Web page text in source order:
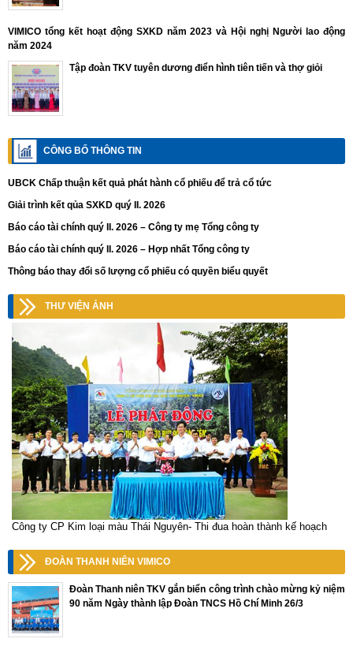
VIMICO tổng kết hoạt động SXKD năm 2023 và Hội nghị Người lao động
năm 2024
Tập đoàn TKV tuyên dương điển hình tiên tiến và thợ giỏi
CÔNG BỐ THÔNG TIN
UBCK Chấp thuận kết quả phát hành cổ phiếu để trả cổ tức
Giải trình kết qủa SXKD quý II. 2026
Báo cáo tài chính quý II. 2026 – Công ty mẹ Tổng công ty
Báo cáo tài chính quý II. 2026 – Hợp nhất Tổng công ty
Thông báo thay đổi số lượng cổ phiếu có quyền biểu quyết
THƯ VIỆN ẢNH
Công ty CP Kim loại màu Thái Nguyên- Thi đua hoàn thành kế hoạch
ĐOÀN THANH NIÊN VIMICO
Đoàn Thanh niên TKV gắn biển công trình chào mừng kỷ niệm
90 năm Ngày thành lập Đoàn TNCS Hồ Chí Minh 26/3